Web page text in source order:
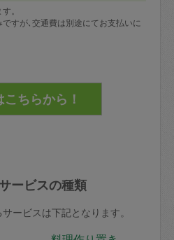
。
すが､交通費は別途にてお支払いに
ービスの種類
ービスは下記となります。